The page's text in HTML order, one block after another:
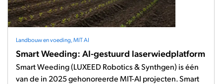
Landbouw en voeding MIT AI
Smart Weeding: AI-gestuurd laserwiedplatform
Smart Weeding (LUXEED Robotics & Synthgen) is één
van de in 2025 gehonoreerde MIT-AI projecten. Smart